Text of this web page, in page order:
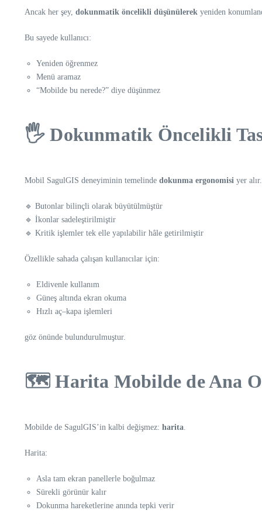
Ancak her şey, dokunmatik öncelikli düşünülerek yeniden
Bu sayede kullanıcı:
Yeniden öğrenmez
Menü aramaz
“Mobilde bu nerede?” diye düşünmez
🖐️ Dokunmatik Öncelikli
Mobil SagulGIS deneyiminin temelinde dokunma ergonomisi yer alır.
🔹 Butonlar bilinçli olarak büyütülmüştür
🔹 İkonlar sadeleştirilmiştir
🔹 Kritik işlemler tek elle yapılabilir hâle getirilmiştir
Özellikle sahada çalışan kullanıcılar için:
Eldivenle kullanım
Güneş altında ekran okuma
Hızlı aç–kapa işlemleri
göz önünde bulundurulmuştur.
🗺️ Harita Mobilde de Ana
Mobilde de SagulGIS’in kalbi değişmez: harita.
Harita:
Asla tam ekran panellerle boğulmaz
Sürekli görünür kalır
Dokunma hareketlerine anında tepki verir